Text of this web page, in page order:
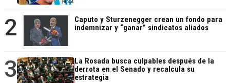
2
Caputo y Sturzenegger crean un fondo para
indemnizar y “ganar” sindicatos aliados
3
La Rosada busca culpables después de la
derrota en el Senado y recalcula su
estrategia